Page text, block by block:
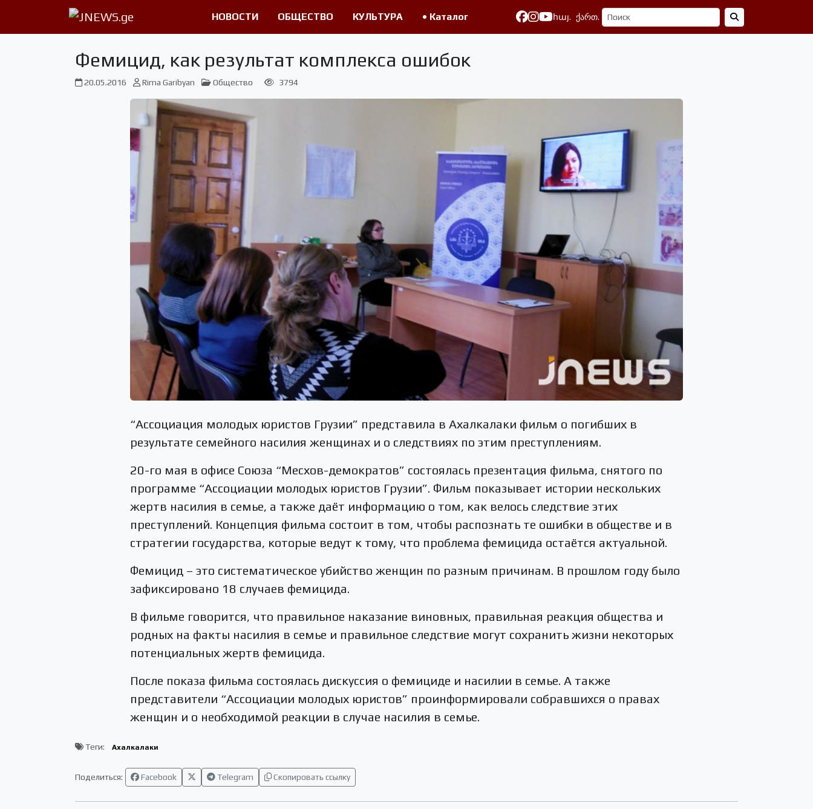
НОВОСТИ ОБЩЕСТВО КУЛЬТУРА • Каталог հայ. ქართ.
Фемицид, как результат комплекса ошибок
20.05.2016 Rima Garibyan Общество 3794
“Ассоциация молодых юристов Грузии” представила в Ахалкалаки фильм о погибших в
результате семейного насилия женщинах и о следствиях по этим преступлениям.
20-го мая в офисе Союза “Месхов-демократов” состоялась презентация фильма, снятого по
программе “Ассоциации молодых юристов Грузии”. Фильм показывает истории нескольких
жертв насилия в семье, а также даёт информацию о том, как велось следствие этих
преступлений. Концепция фильма состоит в том, чтобы распознать те ошибки в обществе и в
стратегии государства, которые ведут к тому, что проблема фемицида остаётся актуальной.
Фемицид – это систематическое убийство женщин по разным причинам. В прошлом году было
зафиксировано 18 случаев фемицида.
В фильме говорится, что правильное наказание виновных, правильная реакция общества и
родных на факты насилия в семье и правильное следствие могут сохранить жизни некоторых
потенциальных жертв фемицида.
После показа фильма состоялась дискуссия о фемициде и насилии в семье. А также
представители “Ассоциации молодых юристов” проинформировали собравшихся о правах
женщин и о необходимой реакции в случае насилия в семье.
Теги: Ахалкалаки
Поделиться: Facebook Telegram Скопировать ссылку